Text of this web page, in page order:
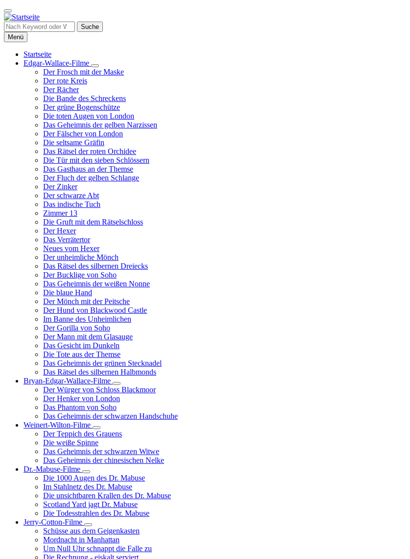
Direkt
zum
Inhalt
Suche
Menü
Hauptnavigation
Startseite
Edgar-Wallace-Filme
Unternavigation
von
Filme
Der Frosch mit der Maske
Der rote Kreis
Der Rächer
Die Bande des Schreckens
Der grüne Bogenschütze
Die toten Augen von London
Das Geheimnis der gelben Narzissen
Der Fälscher von London
Die seltsame Gräfin
Das Rätsel der roten Orchidee
Die Tür mit den sieben Schlössern
Das Gasthaus an der Themse
Der Fluch der gelben Schlange
Der Zinker
Der schwarze Abt
Das indische Tuch
Zimmer 13
Die Gruft mit dem Rätselschloss
Der Hexer
Das Verrätertor
Neues vom Hexer
Der unheimliche Mönch
Das Rätsel des silbernen Dreiecks
Der Bucklige von Soho
Das Geheimnis der weißen Nonne
Die blaue Hand
Der Mönch mit der Peitsche
Der Hund von Blackwood Castle
Im Banne des Unheimlichen
Der Gorilla von Soho
Der Mann mit dem Glasauge
Das Gesicht im Dunkeln
Die Tote aus der Themse
Das Geheimnis der grünen Stecknadel
Das Rätsel des silbernen Halbmonds
Bryan-Edgar-Wallace-Filme
Unternavigation
von
Bryan-
Wallace-
Der Würger von Schloss Blackmoor
Der Henker von London
Das Phantom von Soho
Das Geheimnis der schwarzen Handschuhe
Weinert-Wilton-Filme
Unternavigation
von
Weinert-
Wilton-
Filme
Der Teppich des Grauens
Die weiße Spinne
Das Geheimnis der schwarzen Witwe
Das Geheimnis der chinesischen Nelke
Dr.-Mabuse-Filme
Unternavigation
von
Dr.-
Mabuse-
Filme
Die 1000 Augen des Dr. Mabuse
Im Stahlnetz des Dr. Mabuse
Die unsichtbaren Krallen des Dr. Mabuse
Scotland Yard jagt Dr. Mabuse
Die Todesstrahlen des Dr. Mabuse
Jerry-Cotton-Filme
Unternavigation
von
Jerry-
Cotton-
Schüsse aus dem Geigenkasten
Mordnacht in Manhattan
Um Null Uhr schnappt die Falle zu
Die Rechnung - eiskalt serviert